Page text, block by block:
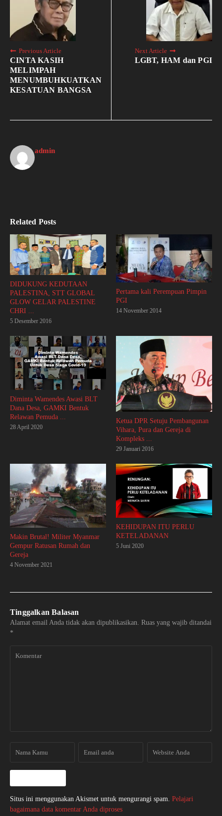
Previous Article
CINTA KASIH
MELIMPAH
MENUMBUHKUATKAN
KESATUAN BANGSA
Next Article
LGBT, HAM dan PGI
admin
Related Posts
DIDUKUNG KEDUTAAN
PALESTINA, STT GLOBAL
GLOW GELAR PALESTINE
CHRI ...
5 Desember 2016
Pertama kali Perempuan Pimpin
PGI
14 November 2014
Diminta Wamendes Awasi BLT
Dana Desa, GAMKI Bentuk
Relawan Pemuda ...
28 April 2020
Ketua DPR Setuju Pembangunan
Vihara, Pura dan Gereja di
Kompleks ...
29 Januari 2016
Makin Brutal! Militer Myanmar
Gempur Ratusan Rumah dan
Gereja
4 November 2021
KEHIDUPAN ITU PERLU
KETELADANAN
5 Juni 2020
Tinggalkan Balasan
Alamat email Anda tidak akan dipublikasikan. Ruas yang wajib ditandai
*
Situs ini menggunakan Akismet untuk mengurangi spam. Pelajari
bagaimana data komentar Anda diproses